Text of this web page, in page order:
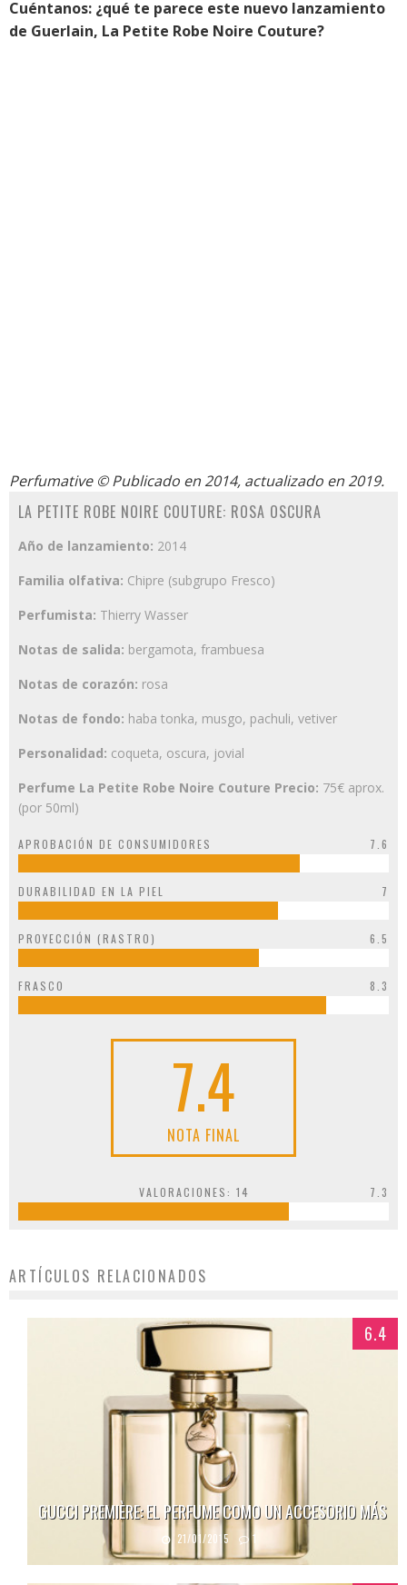
Cuéntanos: ¿qué te parece este nuevo lanzamiento
de Guerlain, La Petite Robe Noire Couture?
Perfumative© Publicado en 2014, actualizado en 2019.
LA PETITE ROBE NOIRE COUTURE: ROSA OSCURA
Año de lanzamiento: 2014
Familia olfativa: Chipre (subgrupo Fresco)
Perfumista: Thierry Wasser
Notas de salida: bergamota, frambuesa
Notas de corazón: rosa
Notas de fondo: haba tonka, musgo, pachuli, vetiver
Personalidad: coqueta, oscura, jovial
Perfume La Petite Robe Noire Couture Precio: 75€ aprox.
(por 50ml)
APROBACIÓN DE CONSUMIDORES 7.6
DURABILIDAD EN LA PIEL 7
PROYECCIÓN (RASTRO) 6.5
FRASCO 8.3
7.4
NOTA FINAL
VALORACIONES: 14 7.3
ARTÍCULOS RELACIONADOS
6.4
GUCCI PREMIÈRE: EL PERFUME COMO UN ACCESORIO MÁS
21/01/2015 1